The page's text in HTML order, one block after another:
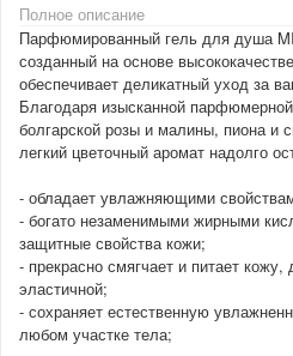
Полное описание
Парфюмированный гель для душа
созданный на основе
обеспечивает деликатный уход за
Благодаря изысканной
болгарской розы и малины, пиона и
легкий цветочный аромат надолго
- обладает увлажняющими
- богато незаменимыми жирными
защитные свойства кожи;
- прекрасно смягчает и питает
эластичной;
- сохраняет естественную
любом участке тела;